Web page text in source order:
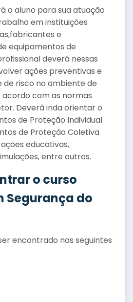
o aluno para sua atuação
em instituições
e
equipamentos de
deverá nessas
ações preventivas e
risco no ambiente de
com as normas
Deverá inda orientar o
de Proteção Individual
de Proteção Coletiva
educativas,
entre outros.
o curso
Segurança do
encontrado nas seguintes